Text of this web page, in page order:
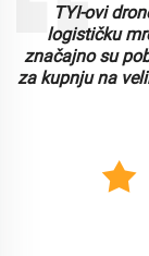
TYI-ovi
logističku
značajno su
za kupnju na